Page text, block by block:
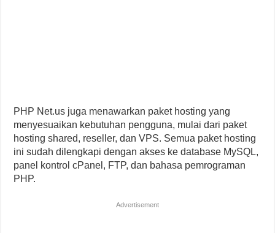
PHP Net.us juga menawarkan paket hosting yang
menyesuaikan kebutuhan pengguna, mulai dari paket
hosting shared, reseller, dan VPS. Semua paket hosting
ini sudah dilengkapi dengan akses ke database MySQL,
panel kontrol cPanel, FTP, dan bahasa pemrograman
PHP.
Advertisement